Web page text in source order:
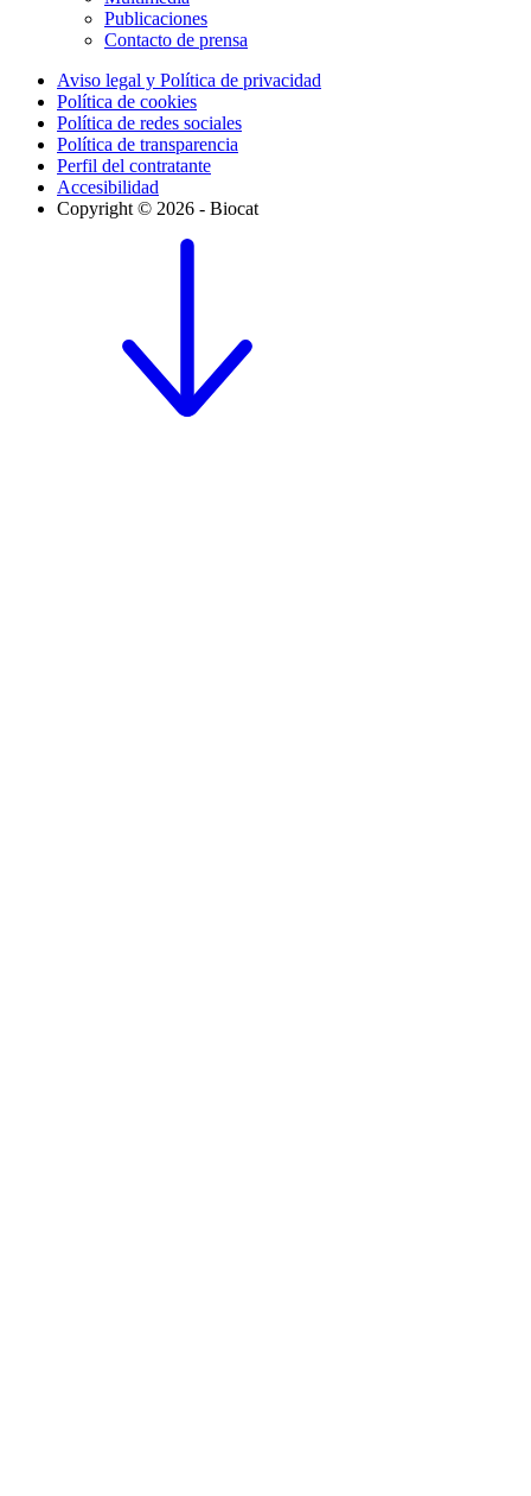
Publicaciones
Contacto de prensa
Aviso legal y Política de privacidad
Política de cookies
Política de redes sociales
Política de transparencia
Perfil del contratante
Accesibilidad
Copyright © 2026 - Biocat